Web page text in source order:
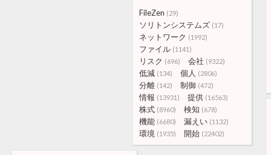
FileZen (29)
ソリトンシステムズ (17)
ネットワーク (1992)
ファイル (1141)
リスク (696) 会社 (9322)
低減 (134) 個人 (2806)
分離 (142) 制御 (472)
情報 (13931) 提供 (16563)
株式 (8960) 検知 (678)
機能 (6680) 漏えい (1132)
環境 (1935) 開始 (22402)